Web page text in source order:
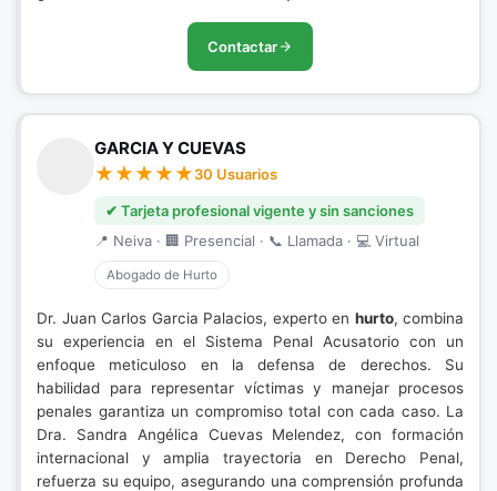
Contactar
GARCIA Y CUEVAS
30 Usuarios
✔ Tarjeta profesional vigente y sin sanciones
📍 Neiva · 🏢 Presencial · 📞 Llamada · 💻 Virtual
Abogado de Hurto
Dr. Juan Carlos Garcia Palacios, experto en hurto, combina
su experiencia en el Sistema Penal Acusatorio con un
enfoque meticuloso en la defensa de derechos. Su
habilidad para representar víctimas y manejar procesos
penales garantiza un compromiso total con cada caso. La
Dra. Sandra Angélica Cuevas Melendez, con formación
internacional y amplia trayectoria en Derecho Penal,
refuerza su equipo, asegurando una comprensión profunda